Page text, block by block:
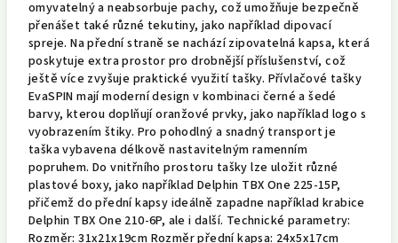
omyvatelný a neabsorbuje pachy, což umožňuje bezpečně
přenášet také různé tekutiny, jako například dipovací
spreje. Na přední straně se nachází zipovatelná kapsa, která
poskytuje extra prostor pro drobnější příslušenství, což
ještě více zvyšuje praktické využití tašky. Přívlačové tašky
EvaSPIN mají moderní design v kombinaci černé a šedé
barvy, kterou doplňují oranžové prvky, jako například logo s
vyobrazením štiky. Pro pohodlný a snadný transport je
taška vybavena délkově nastavitelným ramenním
popruhem. Do vnitřního prostoru tašky lze uložit různé
plastové boxy, jako například Delphin TBX One 225-15P,
přičemž do přední kapsy ideálně zapadne například krabice
Delphin TBX One 210-6P, ale i další. Technické parametry:
Rozměr: 31x21x19cm Rozměr přední kapsa: 24x5x17cm